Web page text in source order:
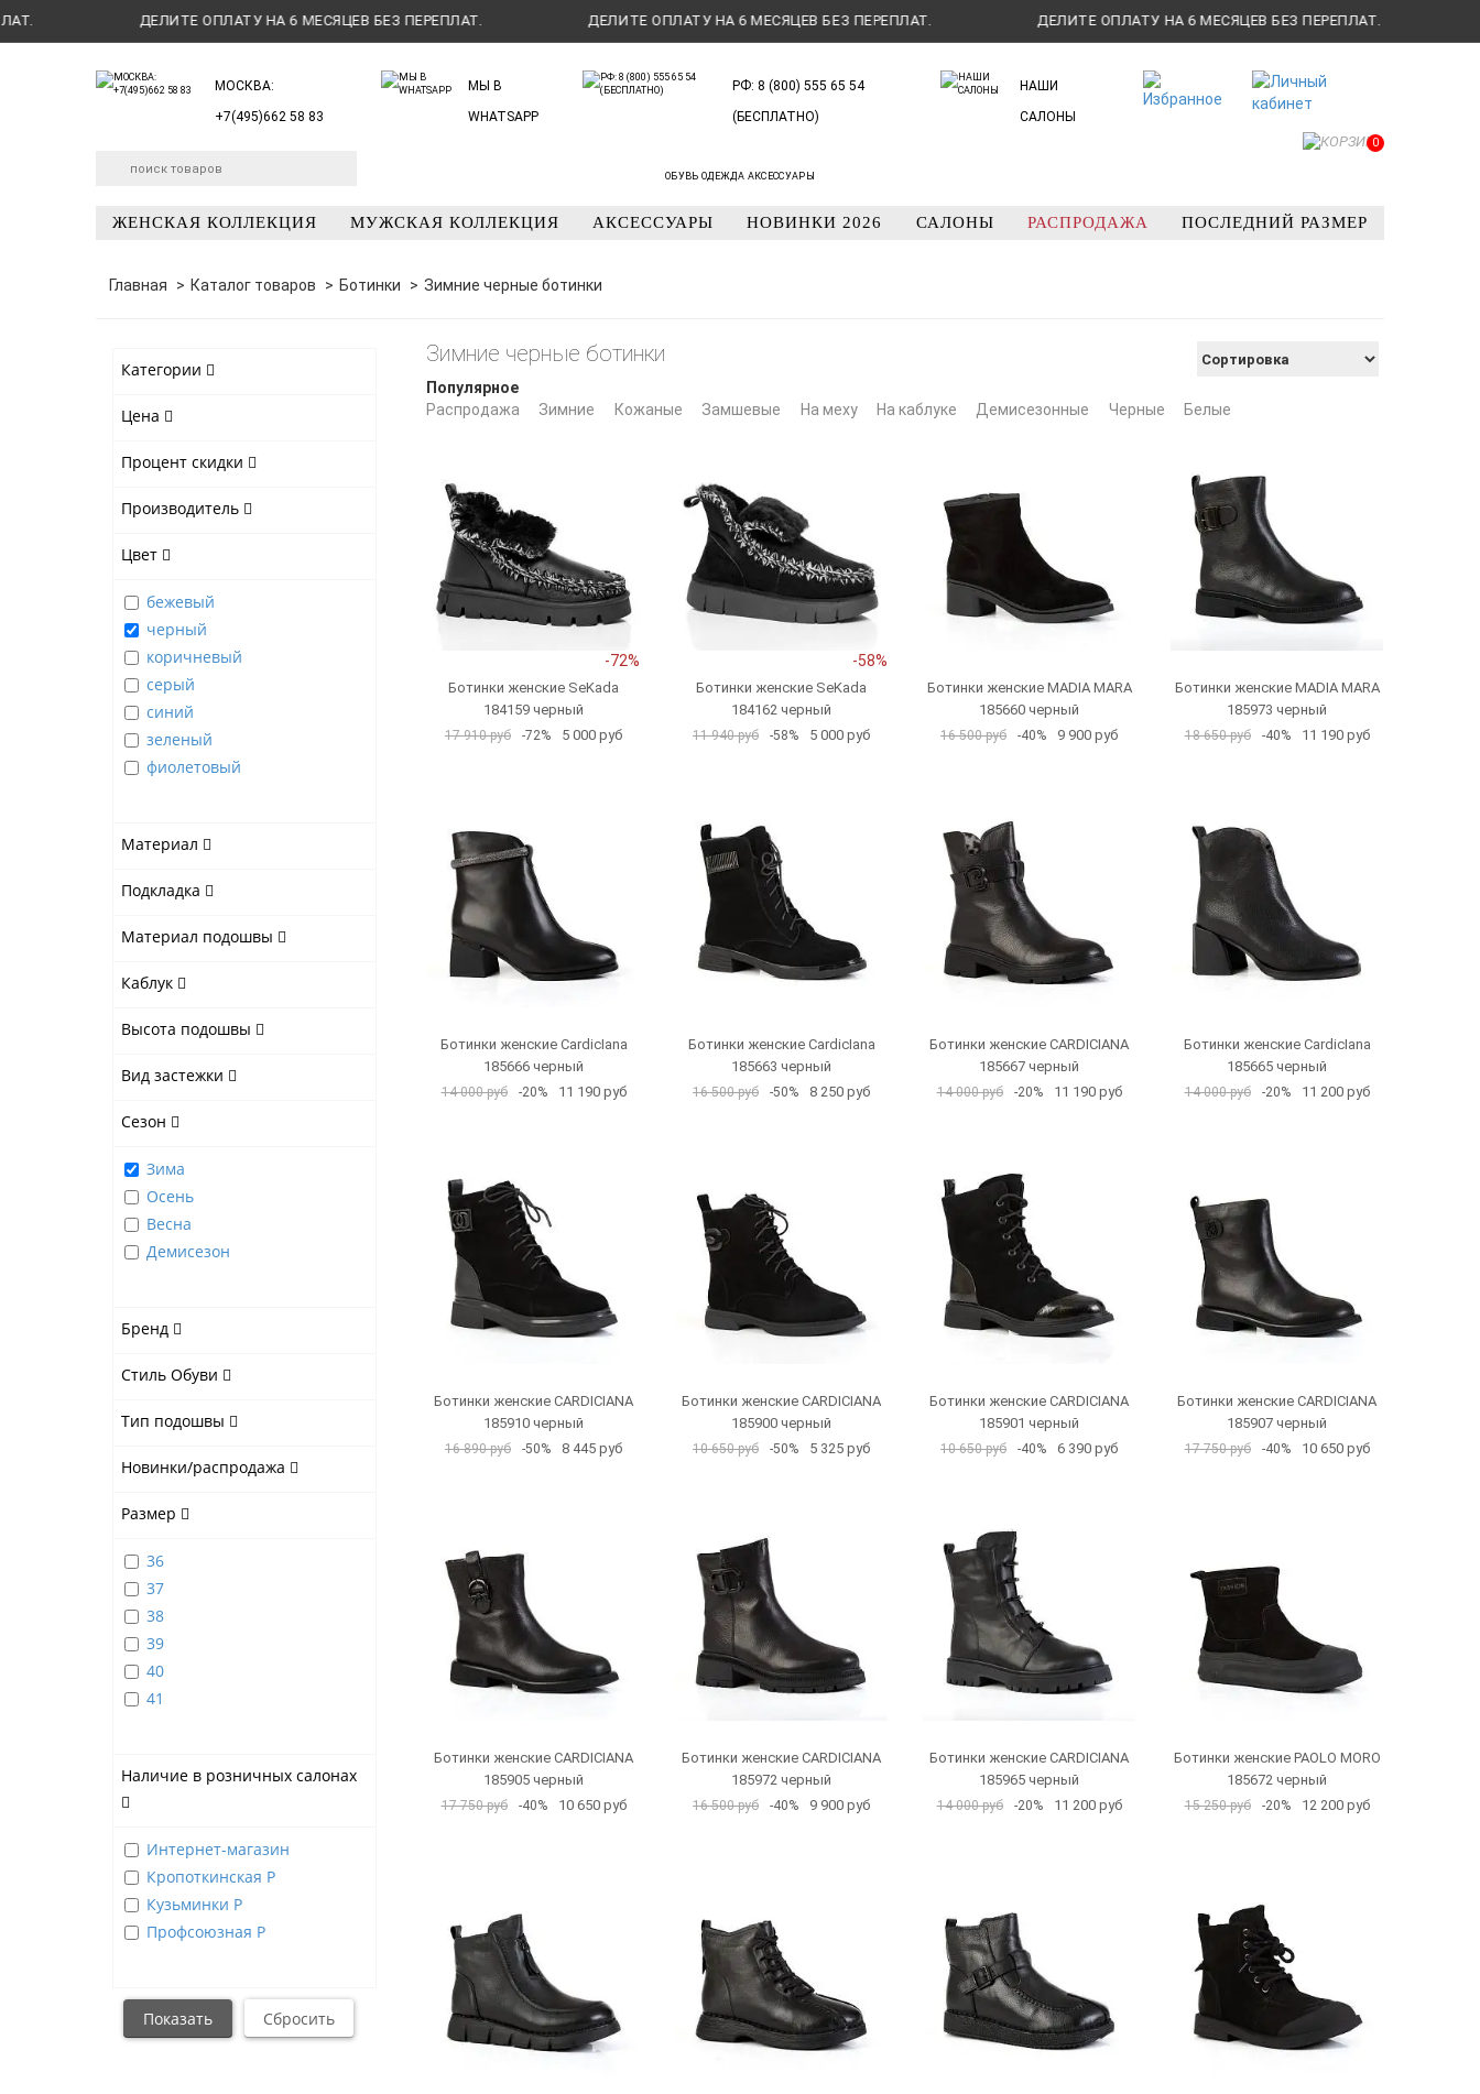
ДЕЛИТЕ ОПЛАТУ НА 6 МЕСЯЦЕВ БЕЗ ПЕРЕПЛАТ. ДЕЛИТЕ ОПЛАТУ НА 6 МЕСЯЦЕВ БЕЗ ПЕРЕПЛАТ. ДЕЛИТЕ ОПЛАТУ НА 6 МЕСЯЦЕВ БЕЗ ПЕРЕПЛАТ.
МОСКВА:
+7(495)662 58 83
МЫ В
WHATSAPP
РФ: 8 (800) 555 65 54
(БЕСПЛАТНО)
НАШИ
САЛОНЫ
ОБУВЬ ОДЕЖДА АКСЕССУАРЫ
0
ЖЕНСКАЯ КОЛЛЕКЦИЯ МУЖСКАЯ КОЛЛЕКЦИЯ АКСЕССУАРЫ НОВИНКИ 2026 САЛОНЫ РАСПРОДАЖА ПОСЛЕДНИЙ РАЗМЕР
Главная Каталог товаров Ботинки Зимние черные ботинки
Категории
Цена
Процент скидки
Производитель
Цвет
бежевый
черный
коричневый
серый
синий
зеленый
фиолетовый
Материал
Подкладка
Материал подошвы
Каблук
Высота подошвы
Вид застежки
Сезон
Зима
Осень
Весна
Демисезон
Бренд
Стиль Обуви
Тип подошвы
Новинки/распродажа
Размер
36
37
38
39
40
41
Наличие в розничных салонах
Интернет-магазин
Кропоткинская Р
Кузьминки Р
Профсоюзная Р
Популярное
Распродажа
Зимние Кожаные Замшевые На меху На каблуке Демисезонные Черные Белые
Зимние черные ботинки
-72%
Ботинки женские SeKada
184159 черный
17 910 руб -72% 5 000 руб
-58%
Ботинки женские SeKada
184162 черный
11 940 руб -58% 5 000 руб
Ботинки женские MADIA MARA
185660 черный
16 500 руб -40% 9 900 руб
Ботинки женские MADIA MARA
185973 черный
18 650 руб -40% 11 190 руб
Ботинки женские CardicIana
185666 черный
14 000 руб -20% 11 190 руб
Ботинки женские CardicIana
185663 черный
16 500 руб -50% 8 250 руб
Ботинки женские CARDICIANA
185667 черный
14 000 руб -20% 11 190 руб
Ботинки женские CardicIana
185665 черный
14 000 руб -20% 11 200 руб
Ботинки женские CARDICIANA
185910 черный
16 890 руб -50% 8 445 руб
Ботинки женские CARDICIANA
185900 черный
10 650 руб -50% 5 325 руб
Ботинки женские CARDICIANA
185901 черный
10 650 руб -40% 6 390 руб
Ботинки женские CARDICIANA
185907 черный
17 750 руб -40% 10 650 руб
Ботинки женские CARDICIANA
185905 черный
17 750 руб -40% 10 650 руб
Ботинки женские CARDICIANA
185972 черный
16 500 руб -40% 9 900 руб
Ботинки женские CARDICIANA
185965 черный
14 000 руб -20% 11 200 руб
Ботинки женские PAOLO MORO
185672 черный
15 250 руб -20% 12 200 руб